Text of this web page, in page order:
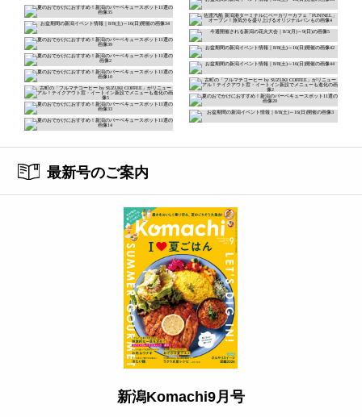
最新号のご案内
新潟Komachi9月号